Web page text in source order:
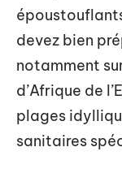
devez bien
notamment
d’Afrique de
plages
sanitaires